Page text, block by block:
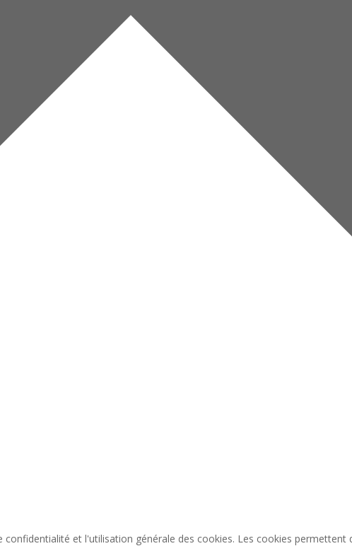
et l'utilisation générale des cookies. Les cookies